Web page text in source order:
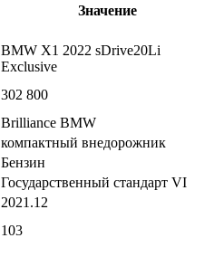
Значение
BMW X1 2022 sDrive20Li
Exclusive
302 800
Brilliance BMW
компактный внедорожник
Бензин
Государственный стандарт VI
2021.12
103